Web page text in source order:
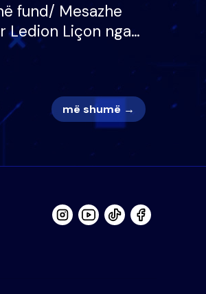
fund/ Mesazhe
Ledion Liçon nga
e tij, moderatori
Nuk meritoj…
më shumë →